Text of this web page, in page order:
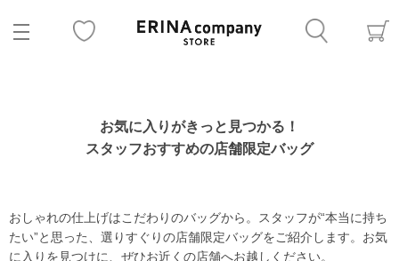
お気に入りがきっと見つかる！
スタッフおすすめの店舗限定バッグ
おしゃれの仕上げはこだわりのバッグから。スタッフが“本当に持ち
たい”と思った、選りすぐりの店舗限定バッグをご紹介します。お気
に入りを見つけに、ぜひお近くの店舗へお越しください。